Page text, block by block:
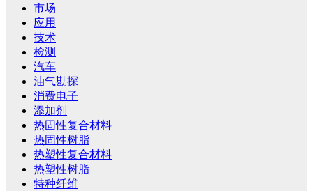
市场
应用
技术
检测
汽车
油气勘探
消费电子
添加剂
热固性复合材料
热固性树脂
热塑性复合材料
热塑性树脂
特种纤维